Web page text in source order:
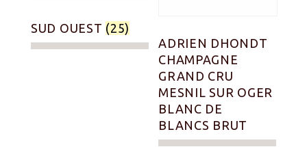
SUD OUEST (25)
ADRIEN DHONDT
CHAMPAGNE
GRAND CRU
MESNIL SUR OGER
BLANC DE
BLANCS BRUT